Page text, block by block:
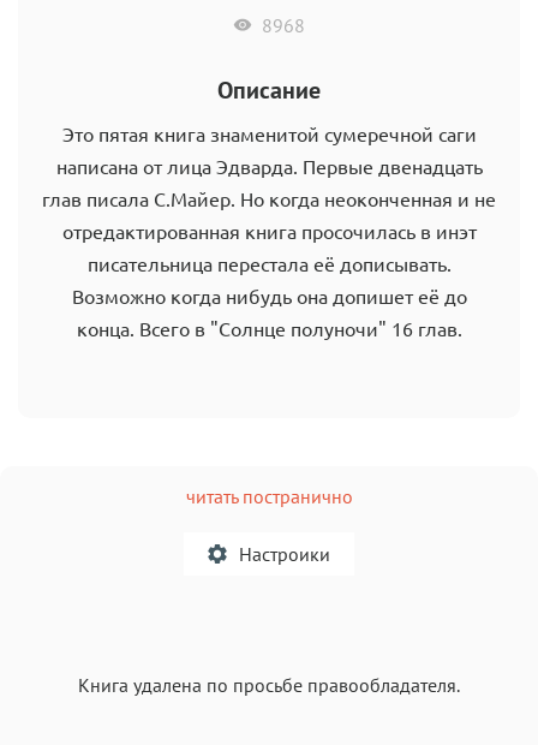
8968
Описание
Это пятая книга знаменитой сумеречной саги
написана от лица Эдварда. Первые двенадцать
глав писала С.Майер. Но когда неоконченная и не
отредактированная книга просочилась в инэт
писательница перестала её дописывать.
Возможно когда нибудь она допишет её до
конца. Всего в "Солнце полуночи" 16 глав.
читать постранично
Настроики
Книга удалена по просьбе правообладателя.